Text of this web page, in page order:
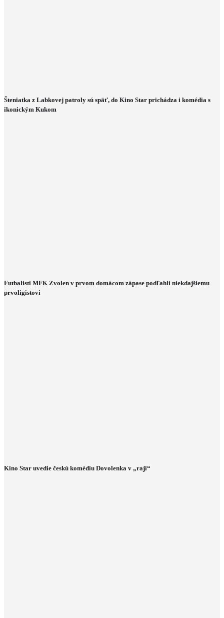
Šteniatka z Labkovej patroly sú späť, do Kino Star prichádza i komédia s
ikonickým Kukom
Futbalisti MFK Zvolen v prvom domácom zápase podľahli niekdajšiemu
prvoligistovi
Kino Star uvedie českú komédiu Dovolenka v „raji“